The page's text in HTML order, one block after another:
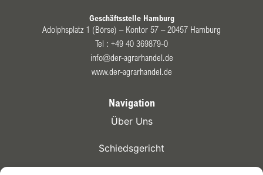
Geschäftsstelle Hamburg
Adolphsplatz 1 (Börse) – Kontor 57 – 20457 Hamburg
Tel : +49 40 369879-0
info@der-agrarhandel.de
www.der-agrarhandel.de
Navigation
Über Uns
Schiedsgericht